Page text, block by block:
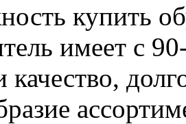
купить
имеет с
качество,